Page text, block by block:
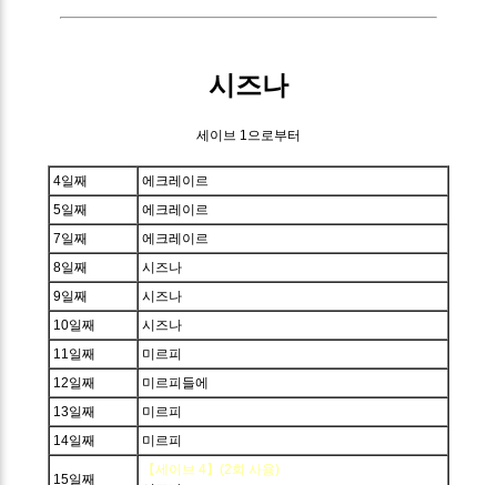
시즈나
세이브 1으로부터
4일째
에크레이르
5일째
에크레이르
7일째
에크레이르
8일째
시즈나
9일째
시즈나
10일째
시즈나
11일째
미르피
12일째
미르피들에
13일째
미르피
14일째
미르피
15일째
【세이브 4】(2회 사용)